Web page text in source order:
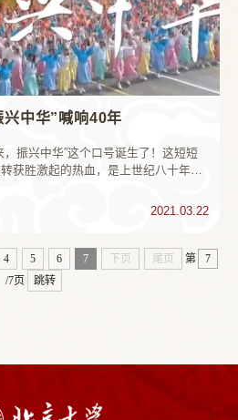
中华”喊响40年
振兴中华”这个口号诞生了！这短短
获胜激起的热血，是上世纪八十年代
2021.03.22
4 5 6 7 下页 尾页
第
/7页
跳转